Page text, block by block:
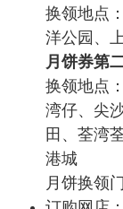
换领地点
洋公园、
月饼券第
换领地点
湾仔、尖
田、荃湾
港城
月饼换领